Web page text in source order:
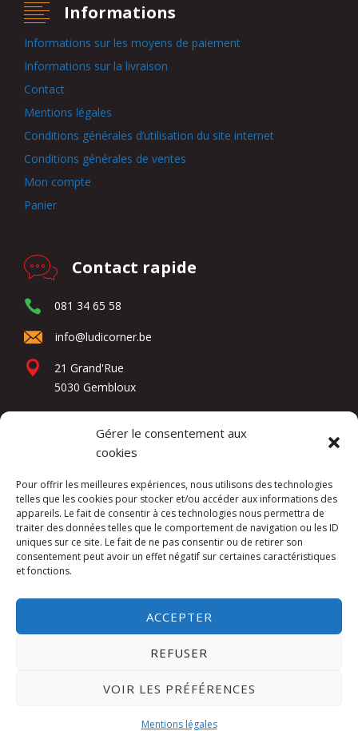
Gérer le consentement aux
cookies
Pour offrir les meilleures expériences, nous utilisons des technologies
telles que les cookies pour stocker et/ou accéder aux informations des
appareils. Le fait de consentir à ces technologies nous permettra de
traiter des données telles que le comportement de navigation ou les ID
uniques sur ce site. Le fait de ne pas consentir ou de retirer son
consentement peut avoir un effet négatif sur certaines caractéristiques
et fonctions.
ACCEPTER
REFUSER
VOIR LES PRÉFÉRENCES
Mentions légales
Informations
Informations sur les moyens de paiement
Informations sur la livraison
Contact
Mentions légales
Conditions générales d’utilisation du site internet
Conditions générales de ventes
Mon compte
Panier
Contact rapide
081 34 65 58
info@ludicorner.be
21 Grand'Rue
5030 Gembloux
Réseaux sociaux
Kuslac Invest SRL -Mentions légales
DIREXION Web Agency
Google Privacy Policy andTerms of Service
apply.